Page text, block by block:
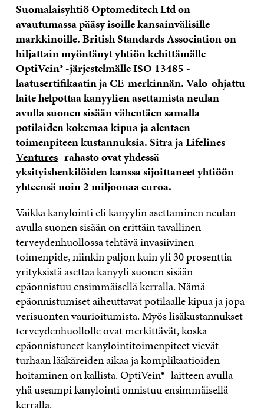
SuomalaisyhtiöOptomeditech Ltdon
avautumassa pääsy isoille kansainvälisille
markkinoille. British Standards Association on
hiljattain myöntänyt yhtiön kehittämälle
OptiVein® -järjestelmälle ISO 13485 -
laatusertifikaatin ja CE-merkinnän. Valo-ohjattu
laite helpottaa kanyylien asettamista neulan
avulla suonen sisään vähentäen samalla
potilaiden kokemaa kipua ja alentaen
toimenpiteen kustannuksia. Sitra jaLifelines
Ventures-rahasto ovat yhdessä
yksityishenkilöiden kanssa sijoittaneet yhtiöön
yhteensä noin 2 miljoonaa euroa.
Vaikka kanylointi eli kanyylin asettaminen neulan
avulla suonen sisään on erittäin tavallinen
terveydenhuollossa tehtävä invasiivinen
toimenpide, niinkin paljon kuin yli 30 prosenttia
yrityksistä asettaa kanyyli suonen sisään
epäonnistuu ensimmäisellä kerralla. Nämä
epäonnistumiset aiheuttavat potilaalle kipua ja jopa
verisuonten vaurioitumista. Myös lisäkustannukset
terveydenhuollolle ovat merkittävät, koska
epäonnistuneet kanylointitoimenpiteet vievät
turhaan lääkäreiden aikaa ja komplikaatioiden
hoitaminen on kallista. OptiVein® -laitteen avulla
yhä useampi kanylointi onnistuu ensimmäisellä
kerralla.